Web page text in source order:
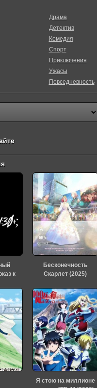
Драма
Детектив
Комедия
Спорт
Приключения
Ужасы
Повседневность
к
(2026)
Бесконечность
Скарлет (2025)
Я стою на миллионе